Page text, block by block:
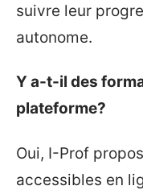
suivre leur
autonome.
Y a-t-il des
plateforme?
Oui, I-Prof
accessibles en